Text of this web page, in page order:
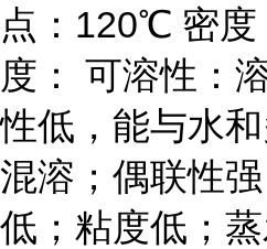
点：120℃ 密度
度： 可溶性：
性低，能与水
混溶；偶联性
低；粘度低；蒸